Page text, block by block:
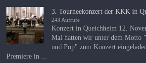
3. Tourneekonzert der KKK in
243 Aufrufe
Konzert in Queichheim 12.
Mal hatten wir unter dem Motto
und Pop" zum Konzert
Premiere in ...